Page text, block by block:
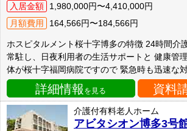
入居金額
1,980,000円〜4,410,000円
月額費用
164,566円〜184,566円
ホスピタルメント桜十字博多の特徴 24時間介
常駐し、日夜利用者の生活サポートと 健康管
体が桜十字福岡病院ですので 緊急時も迅速な対
詳細情報 を見る 資料
介護付有料老人ホーム
アビタシオン博多3号